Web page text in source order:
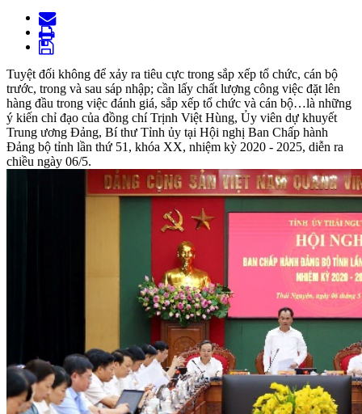
Tuyệt đối không để xảy ra tiêu cực trong sắp xếp tổ chức, cán bộ
trước, trong và sau sáp nhập; cần lấy chất lượng công việc đặt lên
hàng đầu trong việc đánh giá, sắp xếp tổ chức và cán bộ…là những
ý kiến chỉ đạo của đồng chí Trịnh Việt Hùng, Ủy viên dự khuyết
Trung ương Đảng, Bí thư Tỉnh ủy tại Hội nghị Ban Chấp hành
Đảng bộ tỉnh lần thứ 51, khóa XX, nhiệm kỳ 2020 - 2025, diễn ra
chiều ngày 06/5.